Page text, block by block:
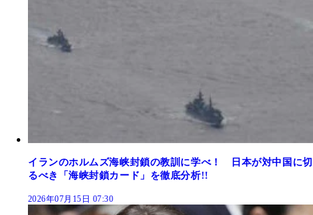
イランのホルムズ海峡封鎖の教訓に学べ！ 日本が対中国に切
るべき「海峡封鎖カード」を徹底分析!!
2026年07月15日 07:30